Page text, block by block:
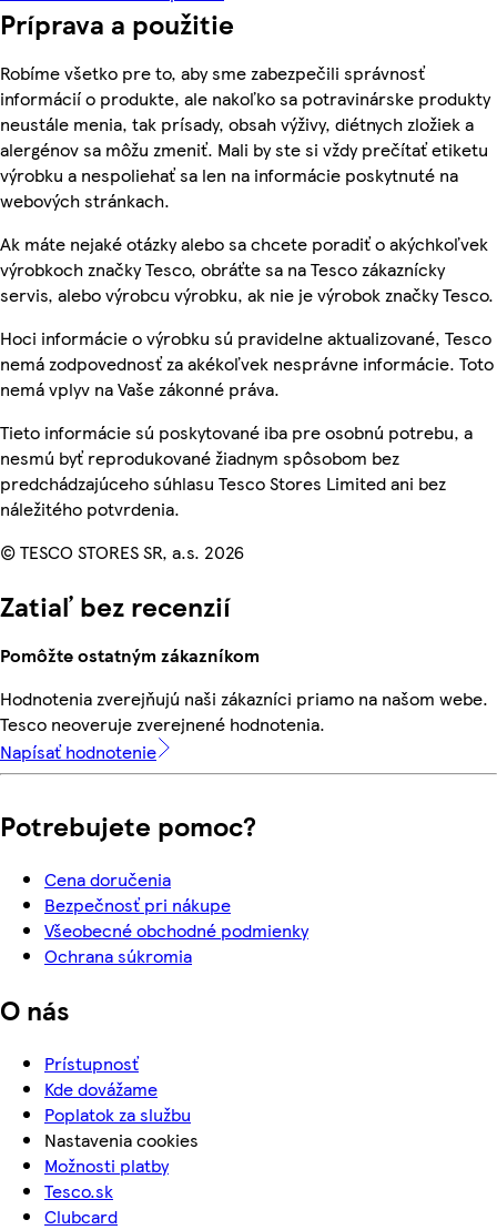
Príprava a použitie
Robíme všetko pre to, aby sme zabezpečili správnosť
informácií o produkte, ale nakoľko sa potravinárske produkty
neustále menia, tak prísady, obsah výživy, diétnych zložiek a
alergénov sa môžu zmeniť. Mali by ste si vždy prečítať etiketu
výrobku a nespoliehať sa len na informácie poskytnuté na
webových stránkach.
Ak máte nejaké otázky alebo sa chcete poradiť o akýchkoľvek
výrobkoch značky Tesco, obráťte sa na Tesco zákaznícky
servis, alebo výrobcu výrobku, ak nie je výrobok značky Tesco.
Hoci informácie o výrobku sú pravidelne aktualizované, Tesco
nemá zodpovednosť za akékoľvek nesprávne informácie. Toto
nemá vplyv na Vaše zákonné práva.
Tieto informácie sú poskytované iba pre osobnú potrebu, a
nesmú byť reprodukované žiadnym spôsobom bez
predchádzajúceho súhlasu Tesco Stores Limited ani bez
náležitého potvrdenia.
© TESCO STORES SR, a.s. 2026
Zatiaľ bez recenzií
Pomôžte ostatným zákazníkom
Hodnotenia zverejňujú naši zákazníci priamo na našom webe.
Tesco neoveruje zverejnené hodnotenia.
Napísať hodnotenie
Potrebujete pomoc?
Cena doručenia
Bezpečnosť pri nákupe
Všeobecné obchodné podmienky
Ochrana súkromia
O nás
Prístupnosť
Kde dovážame
Poplatok za službu
Nastavenia cookies
Možnosti platby
Tesco.sk
Clubcard